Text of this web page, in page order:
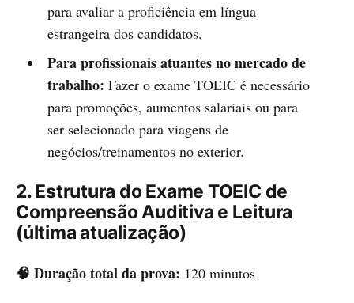
para avaliar a proficiência em língua
estrangeira dos candidatos.
Para profissionais atuantes no mercado de
trabalho: Fazer o exame TOEIC é necessário
para promoções, aumentos salariais ou para
ser selecionado para viagens de
negócios/treinamentos no exterior.
2. Estrutura do Exame TOEIC de
Compreensão Auditiva e Leitura
(última atualização)
🧠 Duração total da prova: 120 minutos